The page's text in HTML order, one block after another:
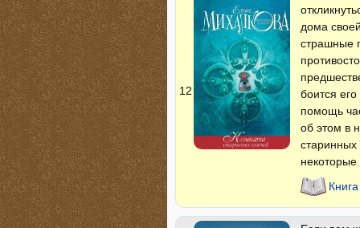
12
дома
страшные
боится
помощь
об этом в
некоторые